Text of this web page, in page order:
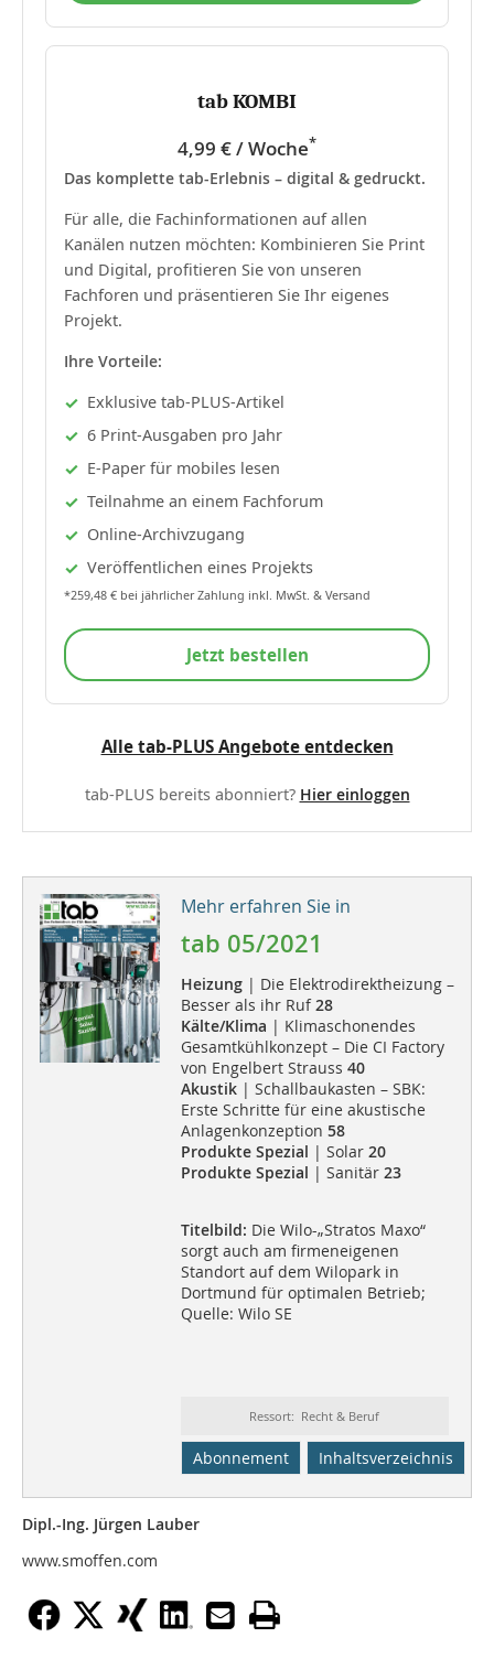
tab KOMBI
4,99 € / Woche*
Das komplette tab-Erlebnis – digital & gedruckt.
Für alle, die Fachinformationen auf allen
Kanälen nutzen möchten: Kombinieren Sie Print
und Digital, profitieren Sie von unseren
Fachforen und präsentieren Sie Ihr eigenes
Projekt.
Ihre Vorteile:
Exklusive tab-PLUS-Artikel
6 Print-Ausgaben pro Jahr
E-Paper für mobiles lesen
Teilnahme an einem Fachforum
Online-Archivzugang
Veröffentlichen eines Projekts
*259,48 € bei jährlicher Zahlung inkl. MwSt. & Versand
Jetzt bestellen
Alle tab-PLUS Angebote entdecken
tab-PLUS bereits abonniert? Hier einloggen
Mehr erfahren Sie in
tab 05/2021
Heizung| Die Elektrodirektheizung –
Besser als ihr Ruf28
Kälte/Klima | Klimaschonendes
Gesamtkühlkonzept – Die CI Factory
von Engelbert Strauss 40
Akustik| Schallbaukasten – SBK:
Erste Schritte für eine akustische
Anlagenkonzeption 58
Produkte Spezial | Solar 20
Produkte Spezial | Sanitär 23
Titelbild: Die Wilo-„Stratos Maxo“
sorgt auch am firmeneigenen
Standort auf dem Wilopark in
Dortmund für optimalen Betrieb;
Quelle: Wilo SE
Ressort: Recht & Beruf
Abonnement Inhaltsverzeichnis
Dipl.-Ing. Jürgen Lauber
www.smoffen.com